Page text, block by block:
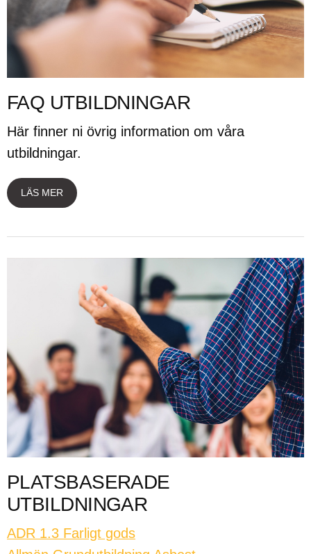
FAQ UTBILDNINGAR
Här finner ni övrig information om våra
utbildningar.
LÄS MER
PLATSBASERADE
UTBILDNINGAR
ADR 1.3 Farligt gods